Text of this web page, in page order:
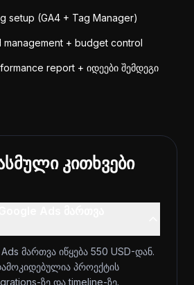
setup (GA4 + Tag Manager)
+ budget control
report + იდეები შემდეგი
კითხვები
მართვა იწყება 550 USD-დან.
პროექტის
ზე და timeline-ზე.